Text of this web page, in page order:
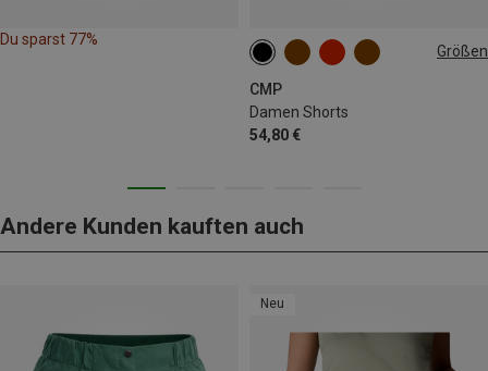
Du sparst 77%
Größen
CMP
Damen Shorts
54,80 €
S M L XL
Andere Kunden kauften auch
Neu